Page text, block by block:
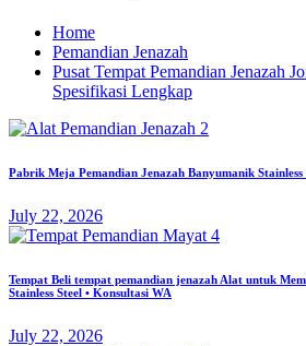
Home
Pemandian Jenazah
Pusat Tempat Pemandian Jenazah
Spesifikasi Lengkap
Pabrik Meja Pemandian Jenazah Banyumanik
July 22, 2026
Tempat Beli tempat pemandian jenazah Alat untuk
Stainless Steel • Konsultasi WA
July 22, 2026